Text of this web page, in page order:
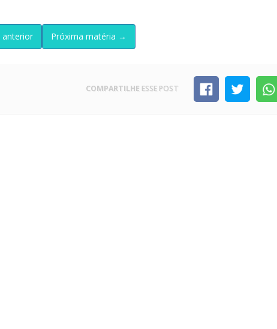
Próxima matéria →
COMPARTILHE ESSE POST